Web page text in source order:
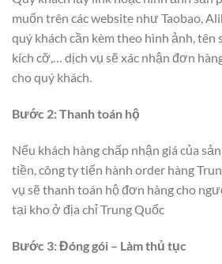
muốn trên các website như Taobao,
quý khách cần kèm theo hình ảnh, tên
kích cỡ,… dịch vụ sẽ xác nhận đơn
cho quý khách.
Bước 2: Thanh toán hộ
Nếu khách hàng chấp nhận giá của
tiền, công ty tiến hành order hàng
vụ sẽ thanh toán hộ đơn hàng cho
tại kho ở địa chỉ Trung Quốc
Bước 3: Đóng gói – Làm thủ tục